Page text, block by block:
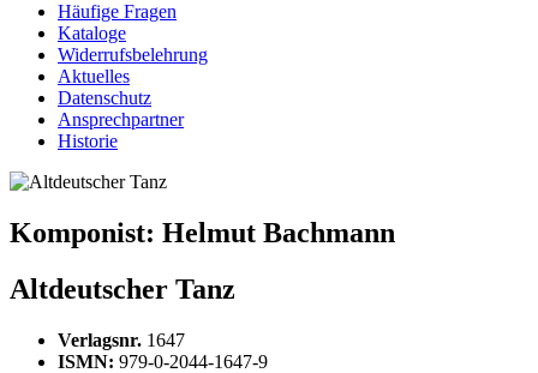
Häufige Fragen
Kataloge
Widerrufsbelehrung
Aktuelles
Datenschutz
Ansprechpartner
Historie
Komponist: Helmut Bachmann
Altdeutscher Tanz
Verlagsnr. 1647
ISMN: 979-0-2044-1647-9